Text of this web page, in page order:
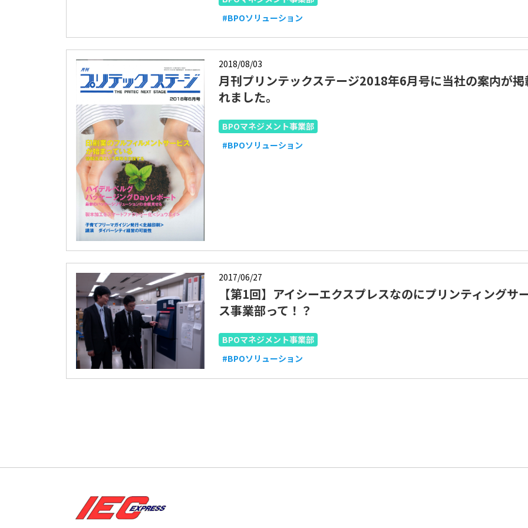
#BPOソリューション
2018/08/03
月刊プリンテックステージ2018年6月号に当社の案内が掲
れました。
BPOマネジメント事業部
#BPOソリューション
2017/06/27
【第1回】アイシーエクスプレスなのにプリンティングサ
ス事業部って！？
BPOマネジメント事業部
#BPOソリューション